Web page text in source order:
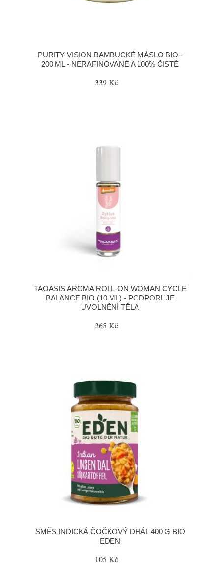
PURITY VISION BAMBUCKÉ MÁSLO BIO -
200 ML - NERAFINOVANÉ A 100% ČISTÉ
339 Kč
TAOASIS AROMA ROLL-ON WOMAN CYCLE
BALANCE BIO (10 ML) - PODPORUJE
UVOLNĚNÍ TĚLA
265 Kč
SMĚS INDICKÁ ČOČKOVÝ DHÁL 400 G BIO
EDEN
105 Kč